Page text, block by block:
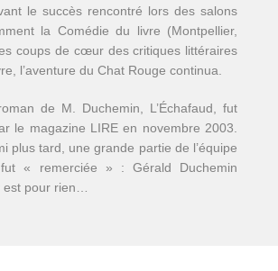
le succès rencontré lors des salons
la Comédie du livre (Montpellier,
coups de cœur des critiques littéraires
l’aventure du Chat Rouge continua.
de M. Duchemin, L’Échafaud, fut
le magazine LIRE en novembre 2003.
plus tard, une grande partie de l’équipe
« remerciée » : Gérald Duchemin
est pour rien…